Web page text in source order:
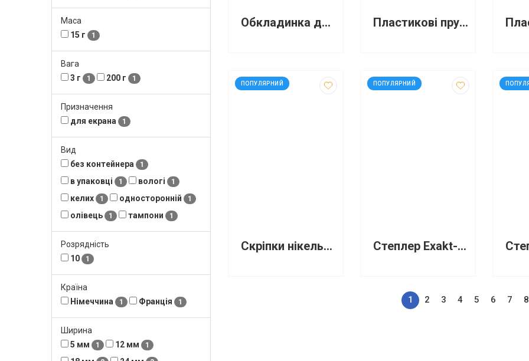
Маса
15 г
1
Вага
3 г
1 200 г 1
Призначення
для екрана
1
Вид
без контейнера
1
в упаковці 1 вологі 1
келих 1 односторонній 1
олівець 1 тампони 1
Розрядність
10
1
Країна
Німеччина
1 Франція 1
Ширина
5 мм
1 12 мм 1
Обкладинка для палітурки, А4, пластик 150 мкм Пластикові пружини для палітурки 12мм, А4
ПОПУЛЯРНИЙ
код: 1466
Скріпки нікельовані 28 мм 100 штук круглі Buromax
ПОПУЛЯРНИЙ
код: 92715
Степлер Exakt-2 металічний №24/6 25 аркушів чорний
код:
1 2 3 4 5 6 7 8